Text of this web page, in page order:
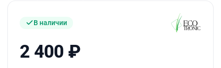
В наличии
2 400 ₽